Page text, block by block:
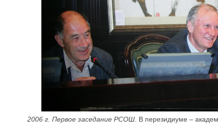
2006 г. Первое заседание РСОШ . В перезидиуме –